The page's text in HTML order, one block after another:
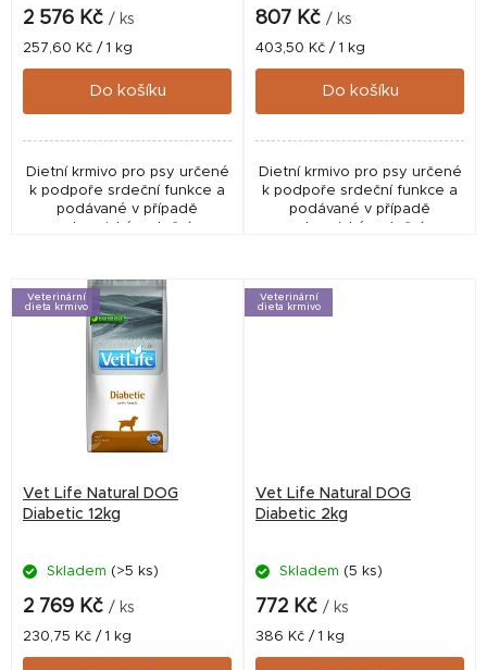
2 576 Kč / ks
Měrná
cena:
257,60 Kč / 1 kg
Do košíku
Dietní krmivo pro psy určené
k podpoře srdeční funkce a
podávané v případě
chronické srdeční
sodíku a zvýšenou hladinu
draslíku.
807 Kč / ks
Měrná
cena:
403,50 Kč / 1 kg
Do košíku
Dietní krmivo pro psy určené
k podpoře srdeční funkce a
podávané v případě
chronické srdeční
Veterinární
dieta krmivo
Vet Life Natural DOG
Diabetic 12kg
Skladem (>5 ks)
2 769 Kč / ks
Měrná
cena:
230,75 Kč / 1 kg
Veterinární
dieta krmivo
Vet Life Natural DOG
Diabetic 2kg
Skladem (5 ks)
772 Kč / ks
Měrná
cena:
386 Kč / 1 kg